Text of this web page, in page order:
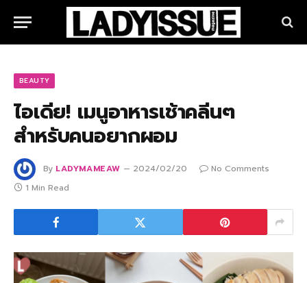
BEAUTY
ไอเดีย! เมนูอาหารเช้าคลีนๆ
สำหรับคนอยากผอม
By LADYMAMEAW 2024/02/20
No Comments
1 Min Read